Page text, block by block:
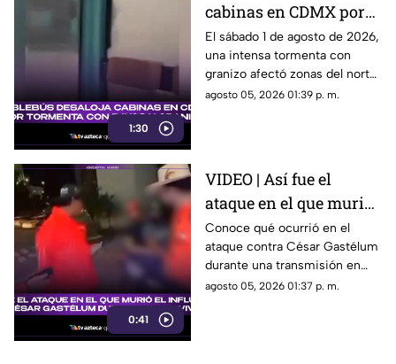
1:30
cabinas en CDMX por
tormenta con rayos y
granizo
El sábado 1 de agosto de 2026,
una intensa tormenta con
granizo afectó zonas del norte
y oriente de la ciudad de
agosto 05, 2026 01:39 p. m.
0:41
VIDEO | Así fue el
ataque en el que murió
el influencer César
Gastélum durante un
en vivo
Conoce qué ocurrió en el
ataque contra César Gastélum
durante una transmisión en
vivo y lo que se sabe del caso.
agosto 05, 2026 01:37 p. m.